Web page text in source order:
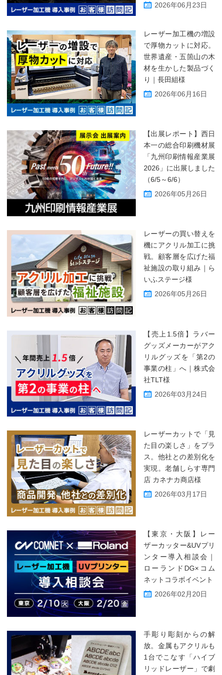
2026年06月23日
レーザー加工機の増設
で厚物カットに対応。
世界遺産・五箇山の木
材を生かした製品づく
り｜長田組様
2026年06月16日
【出展レポート】西日
本一の総合印刷機材展
「九州印刷情報産業展
2026」に出展しました
（6/5～6/6）
2026年05月26日
レーザーの買い替えを
機にアクリル加工に挑
戦。顧客層を広げた福
祉施設の取り組み｜ら
いふステージ様
2026年05月26日
【売上1.5倍】ラバー
グッズメーカーがアク
リルグッズを「第2の
事業の柱」へ｜株式会
社TLT様
2026年03月24日
レーザーカットで「見
た目の楽しさ」をプラ
ス。他社との差別化を
実現。老舗しらす専門
店 カネナカ商店様
2026年03月17日
【東京・大阪】レー
ザーカッター&UVプリ
ンター導入相談会｜
ローランドDG×コム
ネットコラボイベント
2026年02月20日
手彫り彫刻からの解
放。金属もアクリルも
1台でこなす「ハイブ
リッドレーザー」で劇